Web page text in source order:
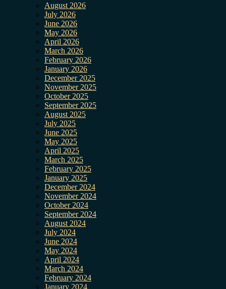
August 2026
July 2026
June 2026
May 2026
April 2026
March 2026
February 2026
January 2026
December 2025
November 2025
October 2025
September 2025
August 2025
July 2025
June 2025
May 2025
April 2025
March 2025
February 2025
January 2025
December 2024
November 2024
October 2024
September 2024
August 2024
July 2024
June 2024
May 2024
April 2024
March 2024
February 2024
January 2024